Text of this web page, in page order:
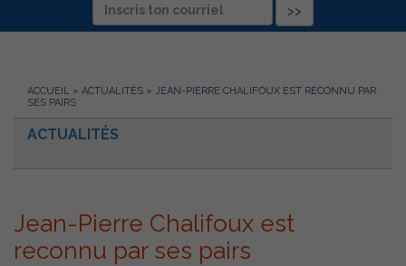
ACCUEIL » ACTUALITÉS » JEAN-PIERRE CHALIFOUX EST RECONNU PAR
SES PAIRS
ACTUALITÉS
Jean-Pierre Chalifoux est
reconnu par ses pairs